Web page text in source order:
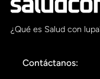
¿Qué es Salud con
Contáctanos: